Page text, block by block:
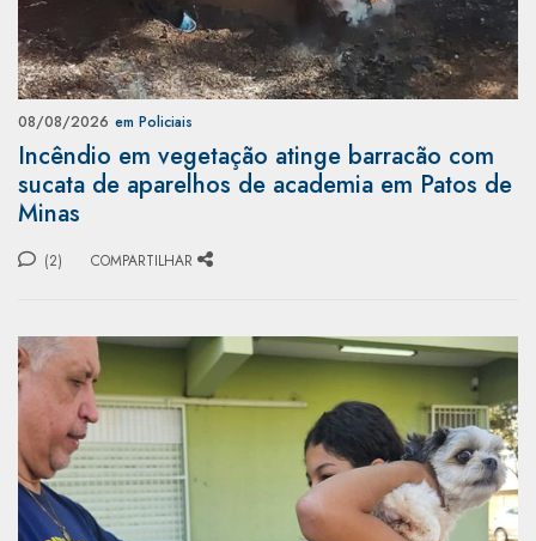
08/08/2026 em Policiais
Incêndio em vegetação atinge barracão com
sucata de aparelhos de academia em Patos de
Minas
(2) COMPARTILHAR